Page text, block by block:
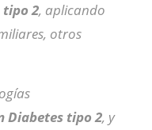
tipo 2, aplicando
otros
Diabetes tipo 2, y